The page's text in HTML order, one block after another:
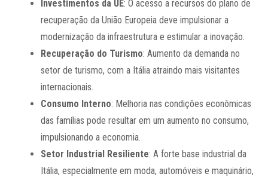
Investimentos da UE: O acesso a recursos do plano de
recuperação da União Europeia deve impulsionar a
modernização da infraestrutura e estimular a inovação.
Recuperação do Turismo: Aumento da demanda no
setor de turismo, com a Itália atraindo mais visitantes
internacionais.
Consumo Interno: Melhoria nas condições econômicas
das famílias pode resultar em um aumento no consumo,
impulsionando a economia.
Setor Industrial Resiliente: A forte base industrial da
Itália, especialmente em moda, automóveis e maquinário,